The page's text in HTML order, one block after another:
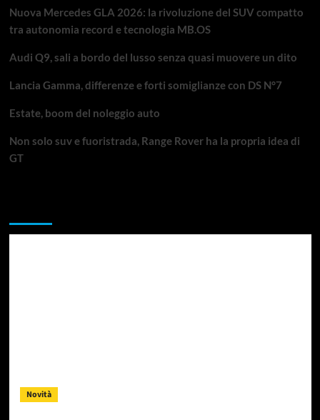
Nuova Mercedes GLA 2026: la rivoluzione del SUV compatto
tra autonomia record e tecnologia MB.OS
Audi Q9, sali a bordo del lusso senza quasi muovere un dito
Lancia Gamma, differenze e forti somiglianze con DS N°7
Estate, boom del noleggio auto
Non solo suv e fuoristrada, Range Rover ha la propria idea di
GT
Novità